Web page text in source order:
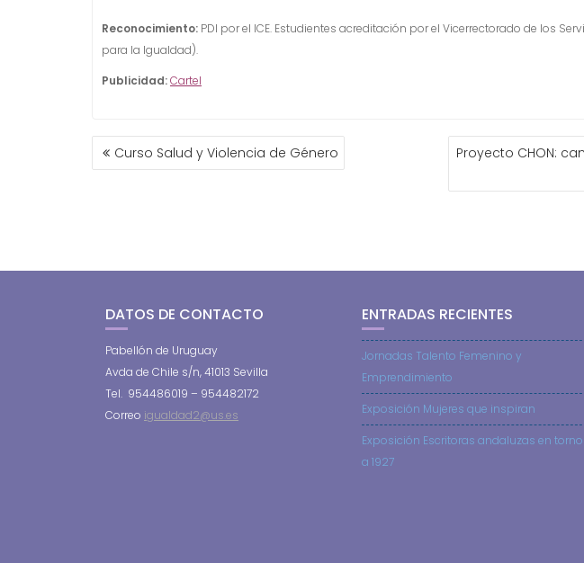
Reconocimiento: PDI por el ICE. Estudientes acreditación por el Vicerrectorado de los
para la Igualdad).
Publicidad:Cartel
NAVEGACIÓN
DECurso Salud y Violencia de Género
Proyecto CHON:
DATOS DE CONTACTO
Pabellón de Uruguay
Avda de Chile s/n, 41013 Sevilla
Tel. 954486019 – 954482172
Correo igualdad2@us.es
ENTRADAS RECIENTES
Jornadas Talento Femenino y
Emprendimiento
Exposición Mujeres que inspiran
Exposición Escritoras andaluzas en torno
a 1927